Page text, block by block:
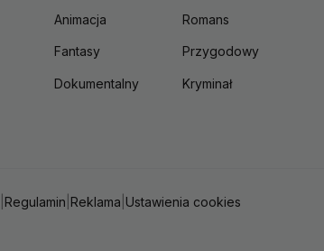
Animacja Romans
Fantasy Przygodowy
Dokumentalny Kryminał
Regulamin Reklama Ustawienia cookies